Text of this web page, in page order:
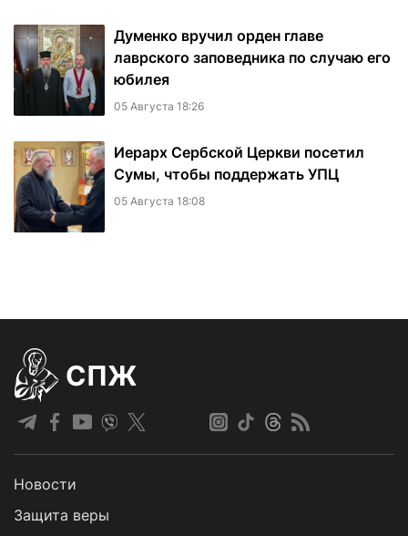
Думенко вручил орден главе
лаврского заповедника по случаю его
юбилея
05 Августа 18:26
Иерарх Сербской Церкви посетил
Сумы, чтобы поддержать УПЦ
05 Августа 18:08
СПЖ
Новости
Защита веры